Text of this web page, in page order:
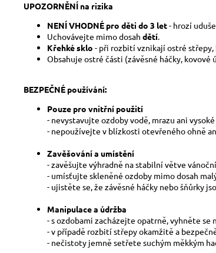
UPOZORNĚNÍ na rizika
NENÍ VHODNÉ pro děti do 3 let- hrozí
Uchovávejte mimo dosah dětí.
Křehké sklo - při rozbití vznikají ostré
Obsahuje ostré části (závěsné háčky, kovové
BEZPEČNÉ používání:
Pouze pro vnitřní použití
- nevystavujte ozdoby vodě, mrazu ani
- nepoužívejte v blízkosti otevřeného ohně
Zavěšování a umístění
- zavěšujte výhradně na stabilní větve
- umísťujte skleněné ozdoby mimo dosah
- ujistěte se, že závěsné háčky nebo šňůrky
Manipulace a údržba
- s ozdobami zacházejte opatrně, vyhněte se
- v případě rozbití střepy okamžitě a
- nečistoty jemně setřete suchým měkkým